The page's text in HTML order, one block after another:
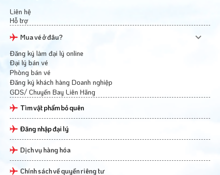
Liên hệ
Hỗ trợ
Mua vé ở đâu?
Đăng ký làm đại lý online
Đại lý bán vé
Phòng bán vé
Đăng ký khách hàng Doanh nghiệp
GDS/ Chuyến Bay Liên Hãng
Tìm vật phẩm bỏ quên
Đăng nhập đại lý
Dịch vụ hàng hóa
Chính sách về quyền riêng tư